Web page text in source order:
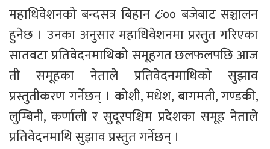
महाधिवेशनको बन्दसत्र बिहान ८ः०० बजेबाट सञ्चालन
हुनेछ । उनका अनुसार महाधिवेशनमा प्रस्तुत गरिएका
सातवटा प्रतिवेदनमाथिको समूहगत छलफलपछि आज
ती समूहका नेताले प्रतिवेदनमाथिको सुझाव
प्रस्तुतीकरण गर्नेछन् । कोशी, मधेश, बागमती, गण्डकी,
लुम्बिनी, कर्णाली र सुदूरपश्चिम प्रदेशका समूह नेताले
प्रतिवेदनमाथि सुझाव प्रस्तुत गर्नेछन् ।